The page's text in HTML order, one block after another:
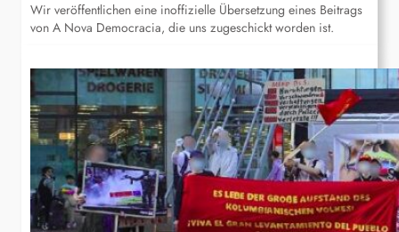
Wir veröffentlichen eine inoffizielle Übersetzung eines Beitrags
von A Nova Democracia, die uns zugeschickt worden ist.